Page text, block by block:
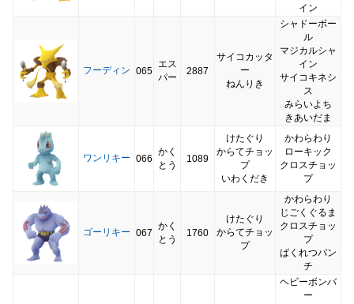
イン
フーディン 065
エス
パー
2887
サイコカッタ
ー
ねんりき
シャドーボー
ル
マジカルシャ
イン
サイコキネシ
ス
みらいよち
きあいだま
ワンリキー 066
かく
とう
1089
けたぐり
からてチョッ
プ
いわくだき
かわらわり
ローキック
クロスチョッ
プ
ゴーリキー 067
かく
とう
1760
けたぐり
からてチョッ
プ
かわらわり
じごくぐるま
クロスチョッ
プ
ばくれつパン
チ
ヘビーボンバ
ー